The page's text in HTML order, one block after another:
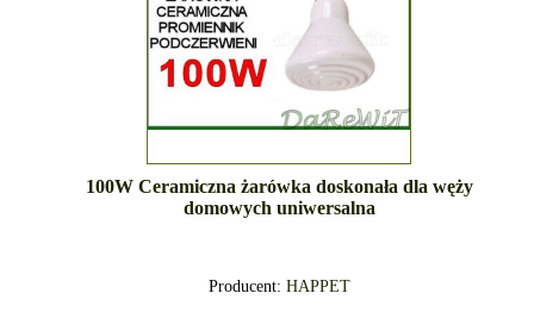
100W Ceramiczna żarówka doskonała dla węży
domowych uniwersalna
Producent: HAPPET